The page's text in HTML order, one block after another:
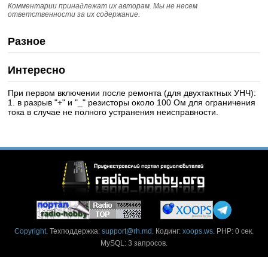
Комментарии принадлежат их авторам. Мы не несем
ответственности за их содержание.
Разное
Интересно
При первом включении после ремонта (для двухтактных УНЧ):
1. в разрыв "+" и "_" резисторы около 100 Ом для ограничения
тока в случае не полного устранения неисправности.
Copyright. Техподдержка: support@rh.md . Кодинг: xoops.ws. PHP: 0 сек.
MySQL: 3 запросов.